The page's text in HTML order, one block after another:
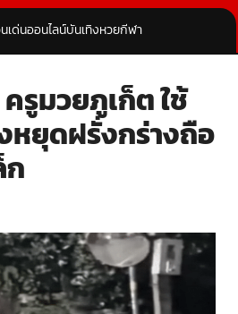
เด่นออนไลน์บันเทิงหวยกีฬา
ครูมวยภูเก็ต ใช้
หยุดฝรั่งกร่างถือ